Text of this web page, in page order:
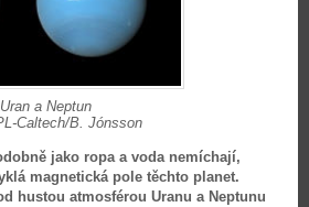
a Neptun
Caltech/B. Jónsson
jako ropa a voda nemíchají,
magnetická pole těchto planet.
hustou atmosférou Uranu a Neptunu